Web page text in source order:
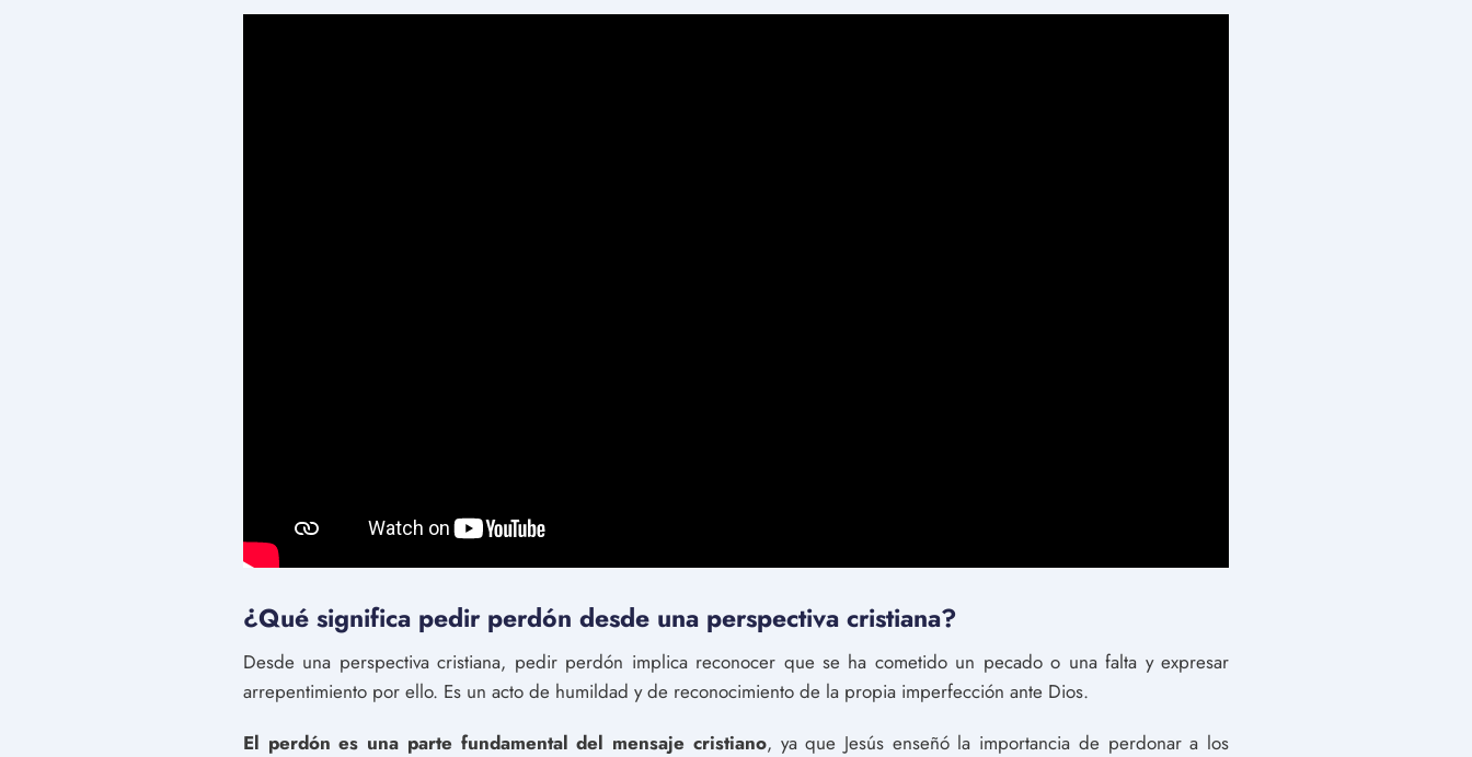
¿Qué significa pedir perdón desde una perspectiva cristiana?
Desde una perspectiva cristiana, pedir perdón implica reconocer que se ha cometido un pecado o una falta y expresar
arrepentimiento por ello. Es un acto de humildad y de reconocimiento de la propia imperfección ante Dios.
El perdón es una parte fundamental del mensaje cristiano, ya que Jesús enseñó la importancia de perdonar a los